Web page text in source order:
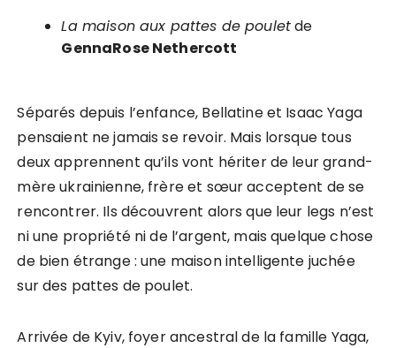
La maison aux pattes de pouletde
GennaRose Nethercott
Séparés depuis l’enfance, Bellatine et Isaac Yaga
pensaient ne jamais se revoir. Mais lorsque tous
deux apprennent qu’ils vont hériter de leur grand-
mère ukrainienne, frère et sœur acceptent de se
rencontrer. Ils découvrent alors que leur legs n’est
ni une propriété ni de l’argent, mais quelque chose
de bien étrange : une maison intelligente juchée
sur des pattes de poulet.
Arrivée de Kyiv, foyer ancestral de la famille Yaga,